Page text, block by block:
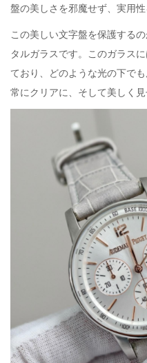
盤の美しさを邪魔せず、実用性
この美しい文字盤を保護する
タルガラスです。このガラス
ており、どのような光の下で
常にクリアに、そして美しく見